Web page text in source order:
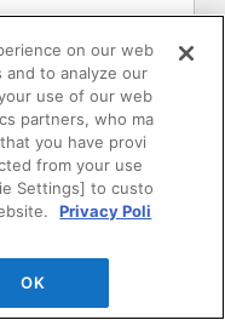
on our web
to analyze our
use of our web
partners, who ma
you have provi
from your use
Settings] to custo
Privacy Poli
OK